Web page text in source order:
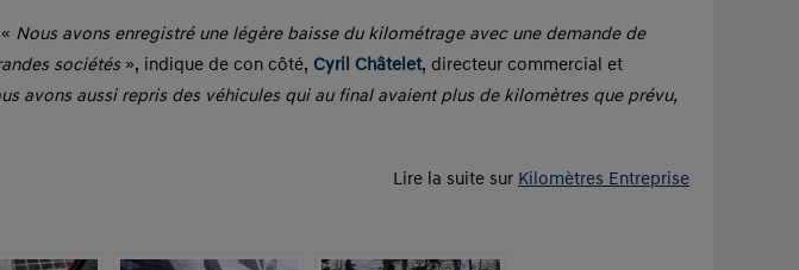
Nous avons enregistré une légère baisse du kilométrage avec une demande de
sociétés », indique de con côté, Cyril Châtelet, directeur commercial et
avons aussi repris des véhicules qui au final avaient plus de kilomètres que prévu,
Lire la suite sur Kilomètres Entreprise